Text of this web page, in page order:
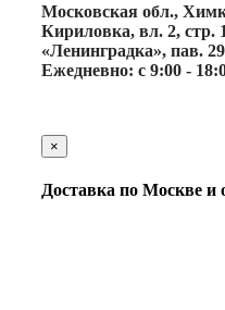
Московская обл.,
Кириловка, вл. 2,
«Ленинградка», пав. 29
Ежедневно: с 9:00 -
×
Доставка по Москве и